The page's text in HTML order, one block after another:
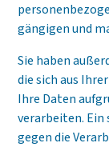
gängigen und
Sie haben
die sich aus
Ihre Daten
verarbeiten. Ein
gegen die